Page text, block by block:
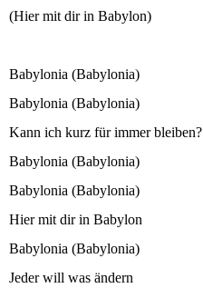
(Hier mit dir in Babylon)
Babylonia (Babylonia)
Babylonia (Babylonia)
Kann ich kurz für immer bleiben?
Babylonia (Babylonia)
Babylonia (Babylonia)
Hier mit dir in Babylon
Babylonia (Babylonia)
Jeder will was ändern